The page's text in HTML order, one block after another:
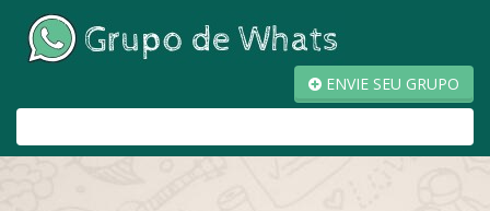
ENVIE SEU GRUPO